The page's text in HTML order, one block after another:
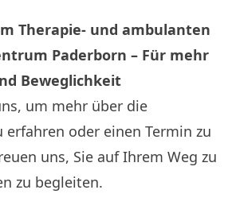
Therapie- und ambulanten
Paderborn – Für mehr
Beweglichkeit
um mehr über die
erfahren oder einen Termin zu
uns, Sie auf Ihrem Weg zu
zu begleiten.